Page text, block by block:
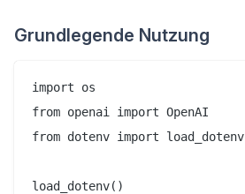
Grundlegende Nutzung
import os
from openai import OpenAI
from dotenv import load_dotenv
load_dotenv()